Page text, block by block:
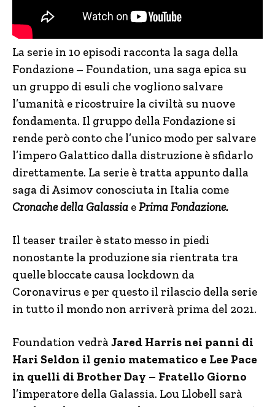
La serie in 10 episodi racconta la saga della
Fondazione – Foundation, una saga epica su
un gruppo di esuli che vogliono salvare
l’umanità e ricostruire la civiltà su nuove
fondamenta. Il gruppo della Fondazione si
rende però conto che l’unico modo per salvare
l’impero Galattico dalla distruzione è sfidarlo
direttamente. La serie è tratta appunto dalla
saga di Asimov conosciuta in Italia come
Cronache della Galassia ePrima Fondazione.
Il teaser trailer è stato messo in piedi
nonostante la produzione sia rientrata tra
quelle bloccate causa lockdown da
Coronavirus e per questo il rilascio della serie
in tutto il mondo non arriverà prima del 2021.
Foundation vedrà Jared Harris nei panni di
Hari Seldon il genio matematico e Lee Pace
in quelli di Brother Day – Fratello Giorno
l’imperatore della Galassia. Lou Llobell sarà